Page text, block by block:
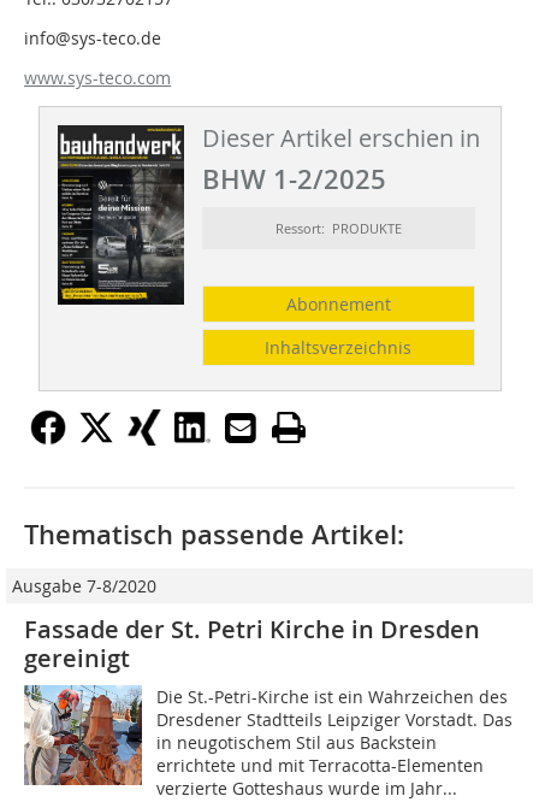
info@sys-teco.de
www.sys-teco.com
Dieser Artikel erschien in
BHW 1-2/2025
Ressort: PRODUKTE
Abonnement
Inhaltsverzeichnis
Thematisch passende Artikel:
Ausgabe 7-8/2020
Fassade der St. Petri Kirche in Dresden
gereinigt
Die St.-Petri-Kirche ist ein Wahrzeichen des
Dresdener Stadtteils Leipziger Vorstadt. Das
in neugotischem Stil aus Backstein
errichtete und mit Terracotta-Elementen
verzierte Gotteshaus wurde im Jahr...